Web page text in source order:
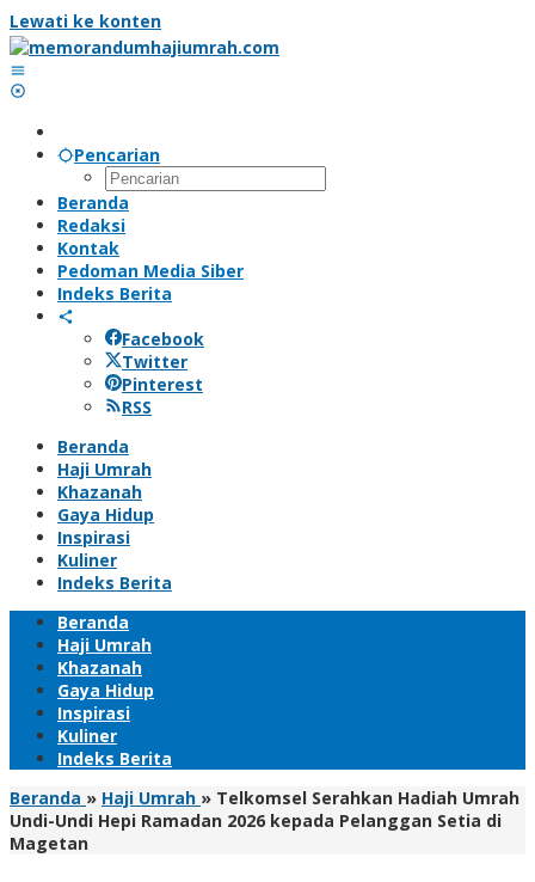
Lewati ke konten
Pencarian
Beranda
Redaksi
Kontak
Pedoman Media Siber
Indeks Berita
Facebook
Twitter
Pinterest
RSS
Beranda
Haji Umrah
Khazanah
Gaya Hidup
Inspirasi
Kuliner
Indeks Berita
Beranda
Haji Umrah
Khazanah
Gaya Hidup
Inspirasi
Kuliner
Indeks Berita
Beranda » Haji Umrah » Telkomsel Serahkan Hadiah Umrah
Undi-Undi Hepi Ramadan 2026 kepada Pelanggan Setia di
Magetan